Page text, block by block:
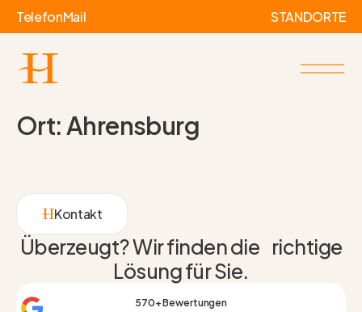
TelefonMail STANDORTE
Ort:Ahrensburg
Kontakt
Überzeugt? Wir finden die richtige
Lösung für Sie.
570+ Bewertungen